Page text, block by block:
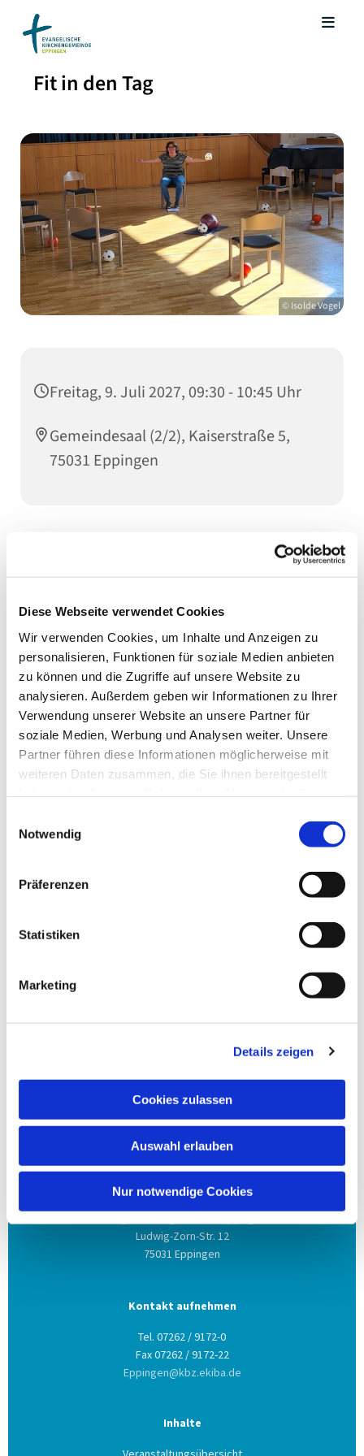
Diese Webseite verwendet Cookies
Wir verwenden Cookies, um Inhalte und Anzeigen zu
personalisieren, Funktionen für soziale Medien anbieten
zu können und die Zugriffe auf unsere Website zu
analysieren. Außerdem geben wir Informationen zu Ihrer
Verwendung unserer Website an unsere Partner für
soziale Medien, Werbung und Analysen weiter. Unsere
Partner führen diese Informationen möglicherweise mit
weiteren Daten zusammen, die Sie ihnen bereitgestellt
Notwendig
Präferenzen
Statistiken
Marketing
Details zeigen
Cookies zulassen
Auswahl erlauben
Nur notwendige Cookies
Fit in den Tag
© Isolde Vogel
Freitag, 9. Juli 2027, 09:30 - 10:45 Uhr
Gemeindesaal (2/2), Kaiserstraße 5,
75031 Eppingen
Gemeinsam mit der ausgebildete Rehasport-Trainerin
Isolde Vogel findet wöchentlich freitags von 09:30-
Seniorinnen ab 65 Jahren im Gemeindehaus statt.
Muskulatur sowie zur Erhaltung der Beweglichkeit
durchgeführt. Auch der persönliche Austausch und
das Gebet kommen nicht zu kurz.
Interessierte dürfen sich direkt bei Isolde Vogel unter
Tel. 9240537 oder im Pfarramt melden. Vorkenntnisse
sind keine erforderlich.
Anschrift
Ludwig-Zorn-Str. 12
75031 Eppingen
Kontakt aufnehmen
Tel. 07262 / 9172-0
Fax 07262 / 9172-22
Eppingen@kbz.ekiba.de
Inhalte